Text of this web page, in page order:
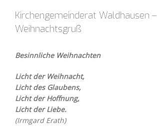
Kirchengemeinderat Waldhausen –
Weihnachtsgruß
Besinnliche Weihnachten
Licht der Weihnacht,
Licht des Glaubens,
Licht der Hoffnung,
Licht der Liebe.
(Irmgard Erath)